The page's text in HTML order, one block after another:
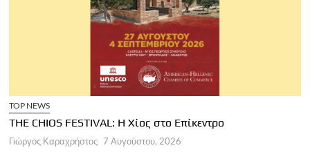
TOP NEWS
THE CHIOS FESTIVAL: Η Χίος στο Επίκεντρο
Γιώργος Καραχρήστος 7 Αυγούστου, 2026